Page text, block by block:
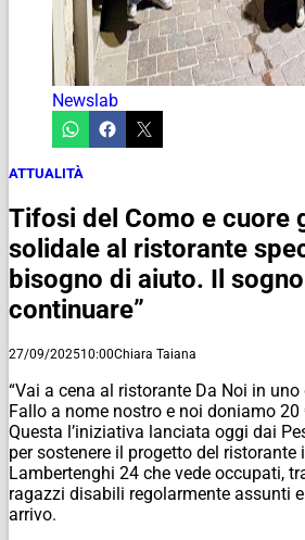
Newslab
ATTUALITÀ
Tifosi del Como e cuore
solidale al ristorante
bisogno di aiuto. Il
continuare”
27/09/202510:00Chiara Taiana
“Vai a cena al ristorante Da Noi in
Fallo a nome nostro e noi doniamo 20
Questa l’iniziativa lanciata oggi dai
per sostenere il progetto del ristorante
Lambertenghi 24 che vede occupati,
ragazzi disabili regolarmente assunti
arrivo.